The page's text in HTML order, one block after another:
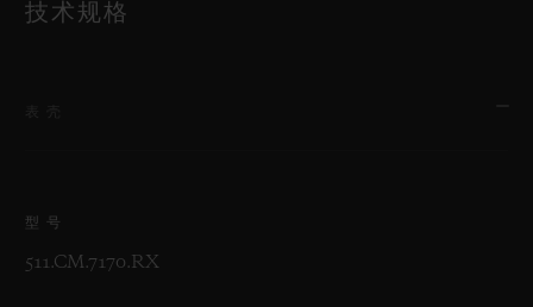
技术规格
型号
511.CM.7170.RX